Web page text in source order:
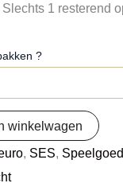
Slechts 1 resterend
?
winkelwagen
, SES, Speelgoed